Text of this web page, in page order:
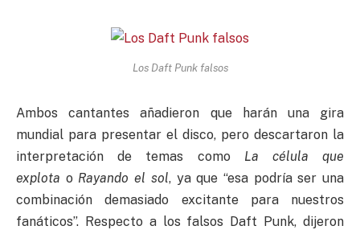
Los Daft Punk falsos
Ambos cantantes añadieron que harán una gira
mundial para presentar el disco, pero descartaron la
interpretación de temas como La célula que
explota o Rayando el sol, ya que “esa podría ser una
combinación demasiado excitante para nuestros
fanáticos”. Respecto a los falsos Daft Punk, dijeron